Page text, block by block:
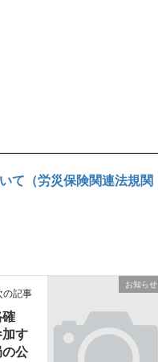
て（労災保険関連法規関
お知らせ
の記事
確
す
の公